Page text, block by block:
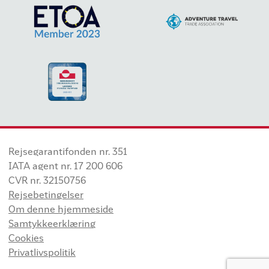
Rejsegarantifonden nr. 351
IATA agent nr. 17 200 606
CVR nr. 32150756
Rejsebetingelser
Om denne hjemmeside
Samtykkeerklæring
Cookies
Privatlivspolitik